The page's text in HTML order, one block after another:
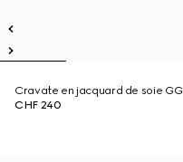
Cravate en jacquard de soie GG
CHF 240